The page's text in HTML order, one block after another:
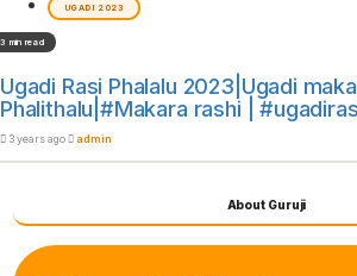
UGADI 2023
3 min read
Ugadi Rasi Phalalu 2023|Ugadi
Phalithalu|#Makara rashi |
3 years ago admin
About Guruji